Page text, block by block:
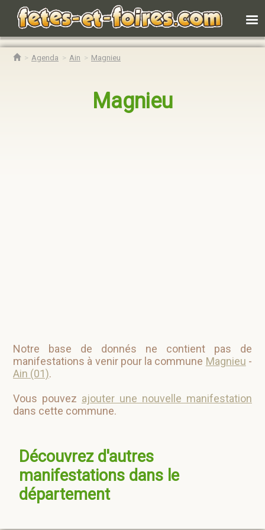
Agenda Ain Magnieu
Magnieu
Notre base de donnés ne contient pas de
manifestations à venir pour la commune Magnieu -
Ain (01).
Vous pouvez ajouter une nouvelle manifestation
dans cette commune.
Découvrez d'autres
manifestations dans le
département